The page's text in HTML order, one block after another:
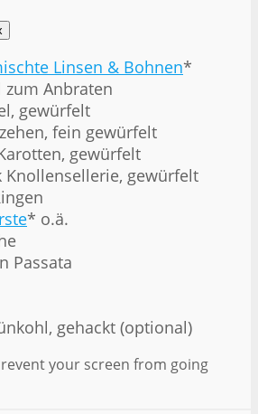
Linsen & Bohnen*
Anbraten
gewürfelt
fein gewürfelt
gewürfelt
Knollensellerie, gewürfelt
* o.ä.
Passata
gehackt (optional)
your screen from going